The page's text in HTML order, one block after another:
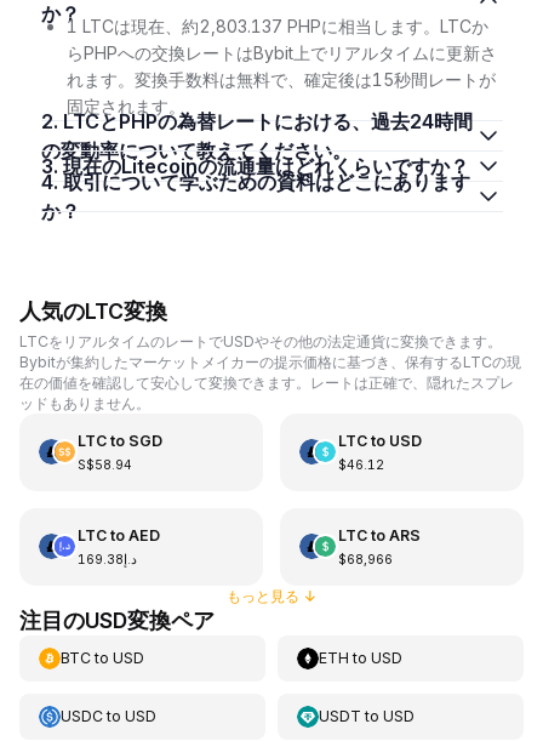
か？
1 LTCは現在、約2,803.137 PHPに相当します。LTCか
らPHPへの交換レートはBybit上でリアルタイムに更新さ
れます。変換手数料は無料で、確定後は15秒間レートが
固定されます。
2. LTCとPHPの為替レートにおける、過去24時間
の変動率について教えてください。
3. 現在のLitecoinの流通量はどれくらいですか？
4. 取引について学ぶための資料はどこにあります
か？
人気のLTC変換
LTCをリアルタイムのレートでUSDやその他の法定通貨に変換できます。
Bybitが集約したマーケットメイカーの提示価格に基づき、保有するLTCの現
在の価値を確認して安心して変換できます。レートは正確で、隠れたスプレ
ッドもありません。
LTCto SGD
S$58.94
LTCto USD
$46.12
LTCto AED
د.إ169.38
LTCto ARS
$68,966
もっと見る ↓
注目のUSD変換ペア
BTCto USD ETH toUSD
USDCto USD USDT toUSD